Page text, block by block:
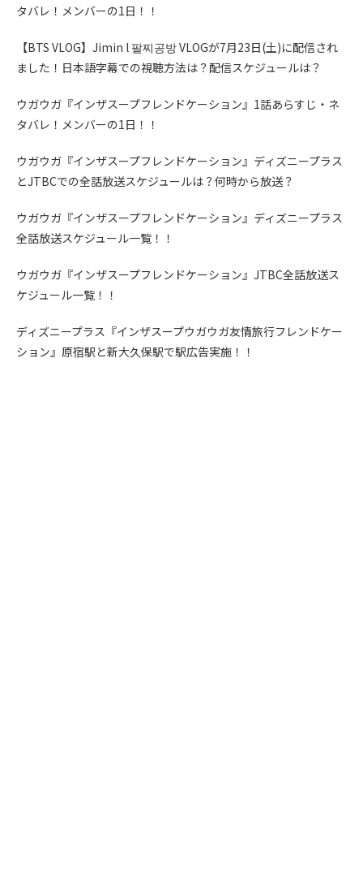
タバレ！メンバーの1日！！
【BTS VLOG】Jimin l 팔찌공방 VLOGが7月23日(土)に配信され
ました！日本語字幕での視聴方法は？配信スケジュールは？
ウガウガ『インザスープフレンドケーション』1話あらすじ・ネ
タバレ！メンバーの1日！！
ウガウガ『インザスープフレンドケーション』ディズニープラス
とJTBCでの全話放送スケジュールは？何時から放送？
ウガウガ『インザスープフレンドケーション』ディズニープラス
全話放送スケジュール一覧！！
ウガウガ『インザスープフレンドケーション』JTBC全話放送ス
ケジュール一覧！！
ディズニープラス『インザスープウガウガ友情旅行フレンドケー
ション』原宿駅と新大久保駅で駅広告実施！！